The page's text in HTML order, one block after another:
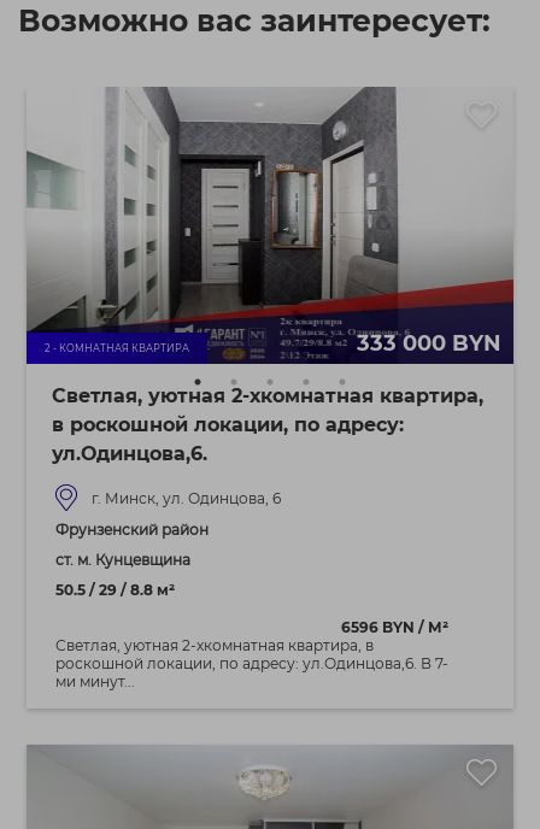
Возможно вас заинтересует:
2 - КОМНАТНАЯ КВАРТИРА 333 000 BYN
Светлая, уютная 2-хкомнатная квартира,
в роскошной локации, по адресу:
ул.Одинцова,6.
г. Минск, ул. Одинцова, 6
Фрунзенский район
ст. м. Кунцевщина
50.5 / 29 / 8.8 м²
6596 BYN / М²
Светлая, уютная 2-хкомнатная квартира, в
роскошной локации, по адресу: ул.Одинцова,6. В 7-
ми минут...